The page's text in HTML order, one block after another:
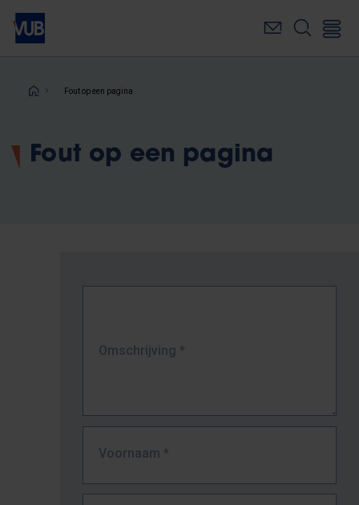
Overslaan
naar
inhoudKruimelpad
Fout op een pagina
Fout op een pagina
Omschrijving *
Voornaam *